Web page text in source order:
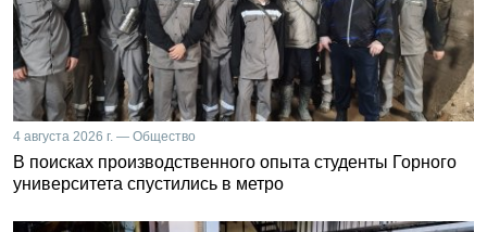
4 августа 2026 г. — Общество
В поисках производственного опыта студенты Горного
университета спустились в метро